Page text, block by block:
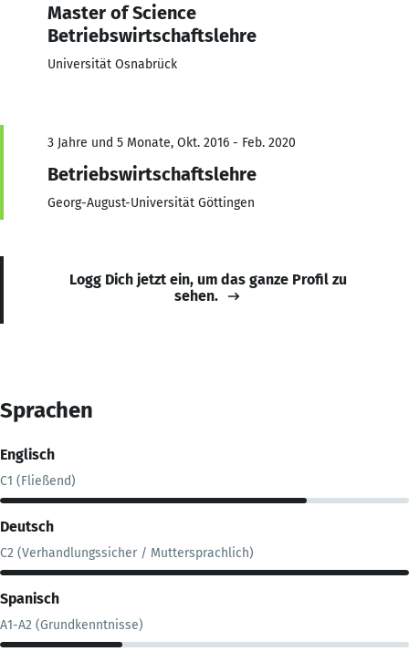
Master of Science
Betriebswirtschaftslehre
Universität Osnabrück
3 Jahre und 5 Monate, Okt. 2016 - Feb. 2020
Betriebswirtschaftslehre
Georg-August-Universität Göttingen
Logg Dich jetzt ein, um das ganze Profil zu
sehen.
Sprachen
Englisch
C1 (Fließend)
Deutsch
C2 (Verhandlungssicher / Muttersprachlich)
Spanisch
A1-A2 (Grundkenntnisse)